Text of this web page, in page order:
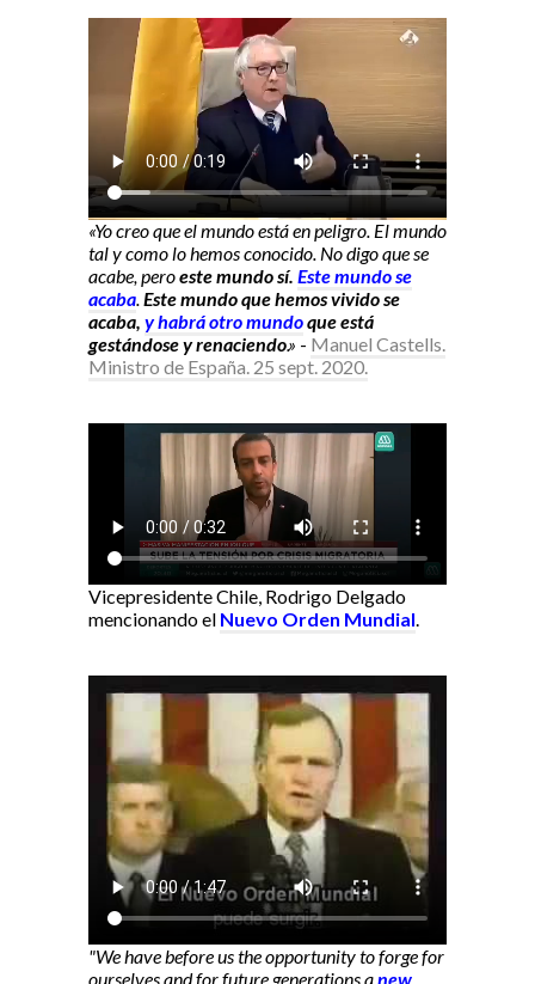
«Yo creo que el mundo está en peligro. El mundo
tal y como lo hemos conocido. No digo que se
acabe, peroeste mundo sí. Este mundo se
acaba.Este mundo que hemos vivido se
acaba, y habrá otro mundoque está
gestándose y renaciendo.» - Manuel Castells.
Ministro de España. 25 sept. 2020.
Vicepresidente Chile, Rodrigo Delgado
mencionando el Nuevo Orden Mundial.
"We have before us the opportunity to forge for
ourselves and for future generations anew